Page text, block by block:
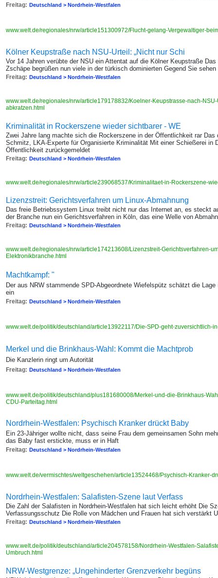
Freitag: Deutschland > Nordrhein-Westfalen
www.welt.de/regionales/nrw/article151300972/Flucht-gelang-Vergewaltiger-
Kölner Keupstraße nach NSU-Urteil: „Nicht nur Schi
Vor 14 Jahren verübte der NSU ein Attentat auf die Kölner Keupstraße Das
Zschäpe begrüßen nun viele in der türkisch dominierten Gegend Sie sehen
Freitag: Deutschland > Nordrhein-Westfalen
www.welt.de/regionales/nrw/article179178832/Koelner-Keupstrasse-nach-
abkratzen.html
Kriminalität in Rockerszene wieder sichtbarer - WE
Zwei Jahre lang machte sich die Rockerszene in der Öffentlichkeit rar
Schmitz, LKA-Experte für Organisierte Kriminalität Mit einer Schießerei in
Öffentlichkeit zurückgemeldet
Freitag: Deutschland > Nordrhein-Westfalen
www.welt.de/regionales/nrw/article239068537/Kriminalitaet-in-Rockerszene-
Lizenzstreit: Gerichtsverfahren um Linux-Abmahnung
Das freie Betriebssystem Linux treibt nicht nur das Internet an, es steckt
der Branche nun ein Gerichtsverfahren in Köln, das eine Welle von
Freitag: Deutschland > Nordrhein-Westfalen
www.welt.de/regionales/nrw/article174213608/Lizenzstreit-Gerichtsverfahren-
Elektronikbranche.html
Machtkampf: "
Der aus NRW stammende SPD-Abgeordnete Wiefelspütz schätzt die
ein
Freitag: Deutschland > Nordrhein-Westfalen
www.welt.de/politik/deutschland/article13922117/Die-SPD-geht-zuversichtlich-
Merkel und die Brinkhaus-Wahl: Kommt die Machtprob
Die Kanzlerin ringt um Autorität
Freitag: Deutschland > Nordrhein-Westfalen
www.welt.de/politik/deutschland/plus181680008/Merkel-und-die-Brinkhaus-
CDU-Parteitag.html
Nordrhein-Westfalen: Psychisch Kranker drückt Baby
Ein 23-Jähriger wollte nicht, dass seine Frau dem gemeinsamen Sohn
das Baby fast erstickte, muss er in Haft
Freitag: Deutschland > Nordrhein-Westfalen
www.welt.de/vermischtes/weltgeschehen/article13524468/Psychisch-Kranker-
Nordrhein-Westfalen: Salafisten-Szene laut Verfass
Die Zahl der Salafisten in Nordrhein-Westfalen hat sich leicht erhöht Die
Verfassungsschutz Die Rolle von Mädchen und Frauen hat sich verstärkt
Freitag: Deutschland > Nordrhein-Westfalen
www.welt.de/politik/deutschland/article204578158/Nordrhein-Westfalen-
Umbruch.html
NRW-Westgrenze: „Ungehinderter Grenzverkehr begüns